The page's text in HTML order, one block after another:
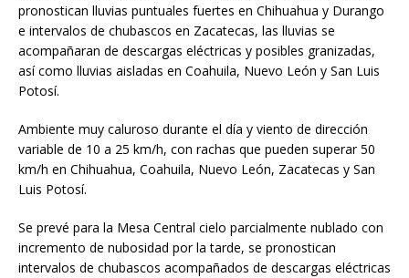
pronostican lluvias puntuales fuertes en Chihuahua y Durango
e intervalos de chubascos en Zacatecas, las lluvias se
acompañaran de descargas eléctricas y posibles granizadas,
así como lluvias aisladas en Coahuila, Nuevo León y San Luis
Potosí.
Ambiente muy caluroso durante el día y viento de dirección
variable de 10 a 25 km/h, con rachas que pueden superar 50
km/h en Chihuahua, Coahuila, Nuevo León, Zacatecas y San
Luis Potosí.
Se prevé para la Mesa Central cielo parcialmente nublado con
incremento de nubosidad por la tarde, se pronostican
intervalos de chubascos acompañados de descargas eléctricas